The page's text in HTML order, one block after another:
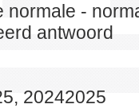
normale -
antwoord
20242025